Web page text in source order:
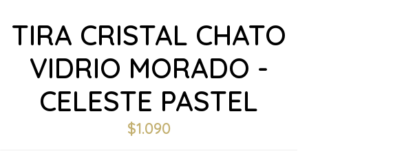
TIRA CRISTAL CHATO
VIDRIO MORADO -
CELESTE PASTEL
$1.090